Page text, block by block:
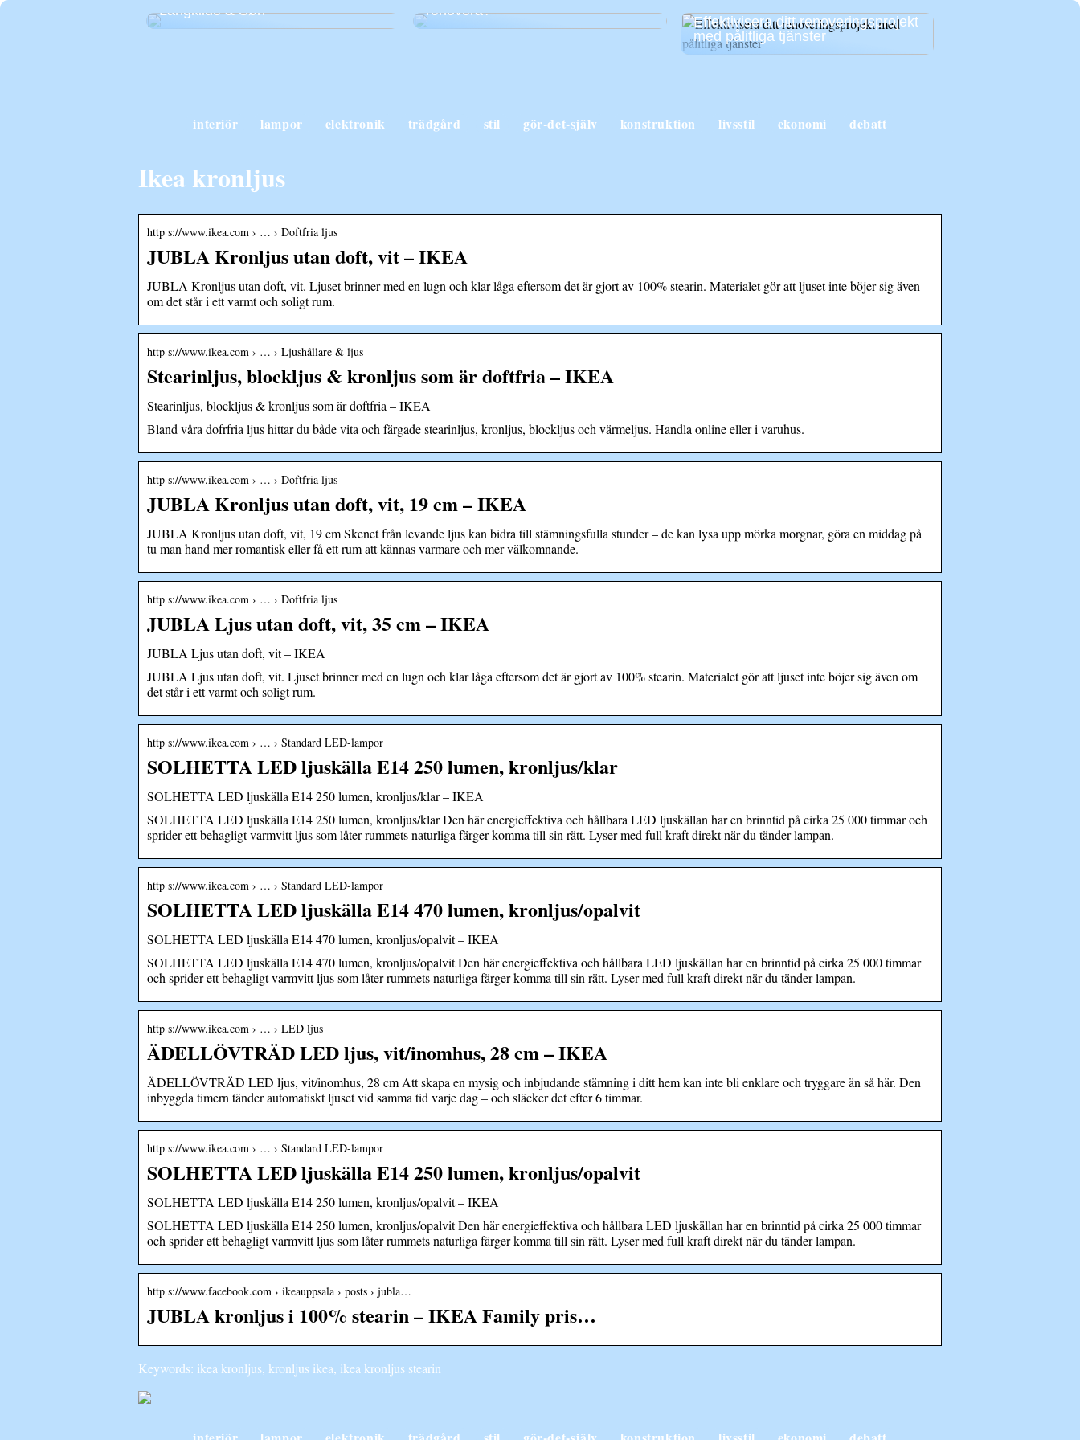
Langkilde & Søn
renovera?
Effektivisera ditt renoveringsprojekt
med pålitliga tjänster
interiör lampor elektronik trädgård stil gör-det-själv konstruktion livsstil ekonomi debatt
Ikea kronljus
http s://www.ikea.com › … › Doftfria ljus
JUBLA Kronljus utan doft, vit – IKEA
JUBLA Kronljus utan doft, vit. Ljuset brinner med en lugn och klar låga eftersom det är gjort av 100% stearin. Materialet gör att ljuset inte böjer sig även
om det står i ett varmt och soligt rum.
http s://www.ikea.com › … › Ljushållare & ljus
Stearinljus, blockljus & kronljus som är doftfria – IKEA
Stearinljus, blockljus & kronljus som är doftfria – IKEA
Bland våra dofrfria ljus hittar du både vita och färgade stearinljus, kronljus, blockljus och värmeljus. Handla online eller i varuhus.
http s://www.ikea.com › … › Doftfria ljus
JUBLA Kronljus utan doft, vit, 19 cm – IKEA
JUBLA Kronljus utan doft, vit, 19 cm Skenet från levande ljus kan bidra till stämningsfulla stunder – de kan lysa upp mörka morgnar, göra en middag på
tu man hand mer romantisk eller få ett rum att kännas varmare och mer välkomnande.
http s://www.ikea.com › … › Doftfria ljus
JUBLA Ljus utan doft, vit, 35 cm – IKEA
JUBLA Ljus utan doft, vit – IKEA
JUBLA Ljus utan doft, vit. Ljuset brinner med en lugn och klar låga eftersom det är gjort av 100% stearin. Materialet gör att ljuset inte böjer sig även om
det står i ett varmt och soligt rum.
http s://www.ikea.com › … › Standard LED-lampor
SOLHETTA LED ljuskälla E14 250 lumen, kronljus/klar
SOLHETTA LED ljuskälla E14 250 lumen, kronljus/klar – IKEA
SOLHETTA LED ljuskälla E14 250 lumen, kronljus/klar Den här energieffektiva och hållbara LED ljuskällan har en brinntid på cirka 25 000 timmar och
sprider ett behagligt varmvitt ljus som låter rummets naturliga färger komma till sin rätt. Lyser med full kraft direkt när du tänder lampan.
http s://www.ikea.com › … › Standard LED-lampor
SOLHETTA LED ljuskälla E14 470 lumen, kronljus/opalvit
SOLHETTA LED ljuskälla E14 470 lumen, kronljus/opalvit – IKEA
SOLHETTA LED ljuskälla E14 470 lumen, kronljus/opalvit Den här energieffektiva och hållbara LED ljuskällan har en brinntid på cirka 25 000 timmar
och sprider ett behagligt varmvitt ljus som låter rummets naturliga färger komma till sin rätt. Lyser med full kraft direkt när du tänder lampan.
http s://www.ikea.com › … › LED ljus
ÄDELLÖVTRÄD LED ljus, vit/inomhus, 28 cm – IKEA
ÄDELLÖVTRÄD LED ljus, vit/inomhus, 28 cm Att skapa en mysig och inbjudande stämning i ditt hem kan inte bli enklare och tryggare än så här. Den
inbyggda timern tänder automatiskt ljuset vid samma tid varje dag – och släcker det efter 6 timmar.
http s://www.ikea.com › … › Standard LED-lampor
SOLHETTA LED ljuskälla E14 250 lumen, kronljus/opalvit
SOLHETTA LED ljuskälla E14 250 lumen, kronljus/opalvit – IKEA
SOLHETTA LED ljuskälla E14 250 lumen, kronljus/opalvit Den här energieffektiva och hållbara LED ljuskällan har en brinntid på cirka 25 000 timmar
och sprider ett behagligt varmvitt ljus som låter rummets naturliga färger komma till sin rätt. Lyser med full kraft direkt när du tänder lampan.
http s://www.facebook.com › ikeauppsala › posts › jubla…
JUBLA kronljus i 100% stearin – IKEA Family pris…
Keywords: ikea kronljus, kronljus ikea, ikea kronljus stearin